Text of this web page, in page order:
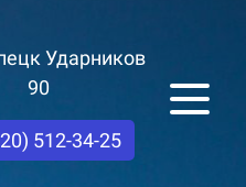
Ударников
90
512-34-25